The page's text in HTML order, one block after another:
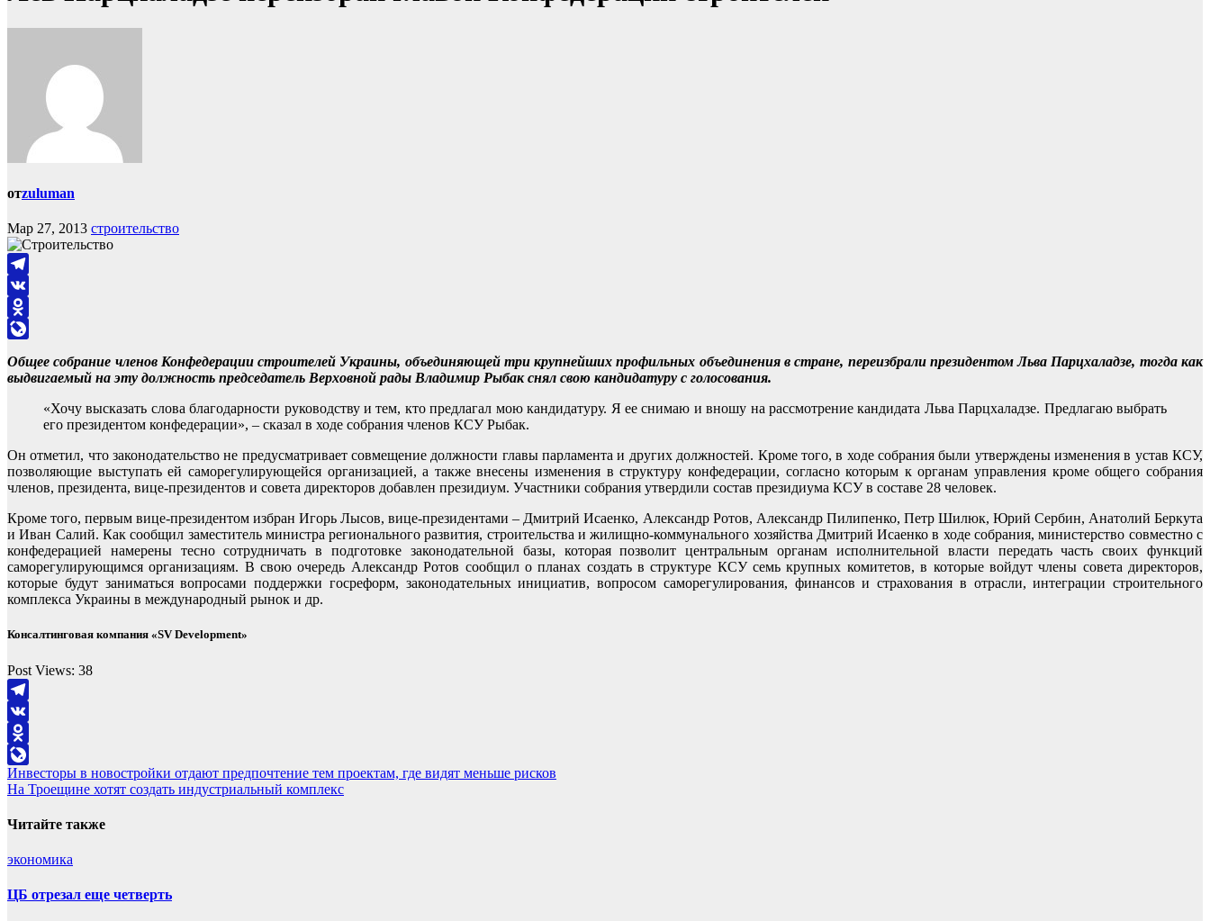
отzuluman
Мар 27, 2013 строительство
Telegram
VK
Odnoklassniki
Общее собрание членов Конфедерации строителей Украины, объединяющей три крупнейших профильных объединения в стране, переизбрали президентом Льва Парцхаладзе, тогда как
выдвигаемый на эту должность председатель Верховной рады Владимир Рыбак снял свою кандидатуру с голосования.
«Хочу высказать слова благодарности руководству и тем, кто предлагал мою кандидатуру. Я ее снимаю и вношу на рассмотрение кандидата Льва Парцхаладзе. Предлагаю выбрать
его президентом конфедерации», – сказал в ходе собрания членов КСУ Рыбак.
Он отметил, что законодательство не предусматривает совмещение должности главы парламента и других должностей. Кроме того, в ходе собрания были утверждены изменения в устав КСУ,
позволяющие выступать ей саморегулирующейся организацией, а также внесены изменения в структуру конфедерации, согласно которым к органам управления кроме общего собрания
членов, президента, вице-президентов и совета директоров добавлен президиум. Участники собрания утвердили состав президиума КСУ в составе 28 человек.
Кроме того, первым вице-президентом избран Игорь Лысов, вице-президентами – Дмитрий Исаенко, Александр Ротов, Александр Пилипенко, Петр Шилюк, Юрий Сербин, Анатолий Беркута
и Иван Салий. Как сообщил заместитель министра регионального развития, строительства и жилищно-коммунального хозяйства Дмитрий Исаенко в ходе собрания, министерство совместно с
конфедерацией намерены тесно сотрудничать в подготовке законодательной базы, которая позволит центральным органам исполнительной власти передать часть своих функций
саморегулирующимся организациям. В свою очередь Александр Ротов сообщил о планах создать в структуре КСУ семь крупных комитетов, в которые войдут члены совета директоров,
которые будут заниматься вопросами поддержки госреформ, законодательных инициатив, вопросом саморегулирования, финансов и страхования в отрасли, интеграции строительного
комплекса Украины в международный рынок и др.
Консалтинговая компания «SV Development»
Post Views: 38
Telegram
VK
Odnoklassniki
LiveJournal
Навигация
по
записям
Инвесторы в новостройки отдают предпочтение тем проектам, где видят меньше рисков
На Троещине хотят создать индустриальный комплекс
Читайте также
экономика
ЦБ отрезал еще четверть